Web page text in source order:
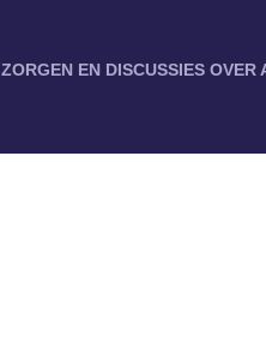
ZORGEN EN DISCUSSIES OVER